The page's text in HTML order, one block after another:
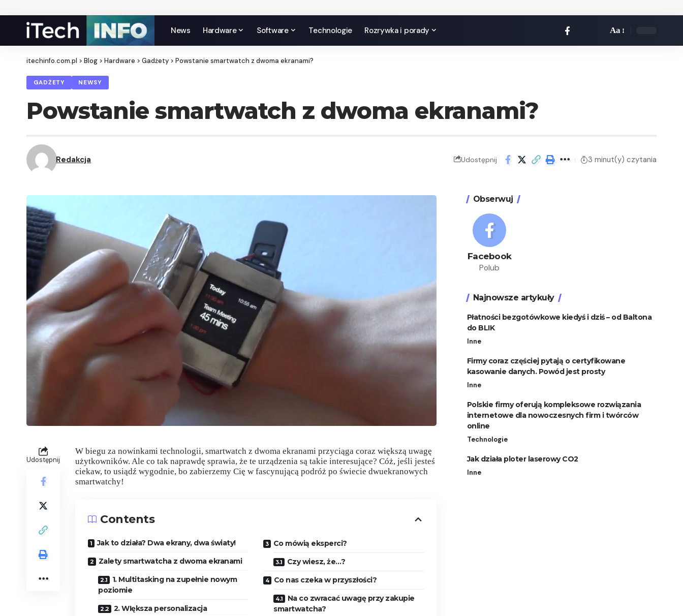
News Hardware Software Technologie Rozrywka i porady Aa
itechinfo.com.pl > Blog > Hardware > Gadżety > Powstanie smartwatch z dwoma ekranami?
GADŻETY NEWSY
Powstanie smartwatch z dwoma ekranami?
Redakcja Udostępnij 3 minut(y) czytania
Udostępnij
W biegu za nowinkami technologii, smartwatch z dwoma ekranami przyciąga coraz większą uwagę
użytkowników. Ale co tak naprawdę sprawia, że te urządzenia są takie interesujące? Cóż, jeśli jesteś
ciekaw, to usiądź wygodnie, bo zabierzemy Cię w fascynującą podróż po świecie dwuekranowych
smartwatchy!
Contents
Jak to działa? Dwa ekrany, dwa światy!
Zalety smartwatcha z dwoma ekranami
1. Multitasking na zupełnie nowym
poziomie
2. WIększa personalizacja
Co mówią eksperci?
Czy wiesz, że…?
Co nas czeka w przyszłości?
Na co zwracać uwagę przy zakupie
smartwatcha?
Obserwuj
Facebook
Polub
Najnowsze artykuły
Płatności bezgotówkowe kiedyś i dziś – od Baltona
do BLIK
Inne
Firmy coraz częściej pytają o certyfikowane
kasowanie danych. Powód jest prosty
Inne
Polskie firmy oferują kompleksowe rozwiązania
internetowe dla nowoczesnych firm i twórców
online
Technologie
Jak działa ploter laserowy CO2
Inne